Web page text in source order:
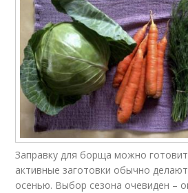
Заправку для борща можно
активные заготовки обычно
осенью. Выбор сезона очевиден –